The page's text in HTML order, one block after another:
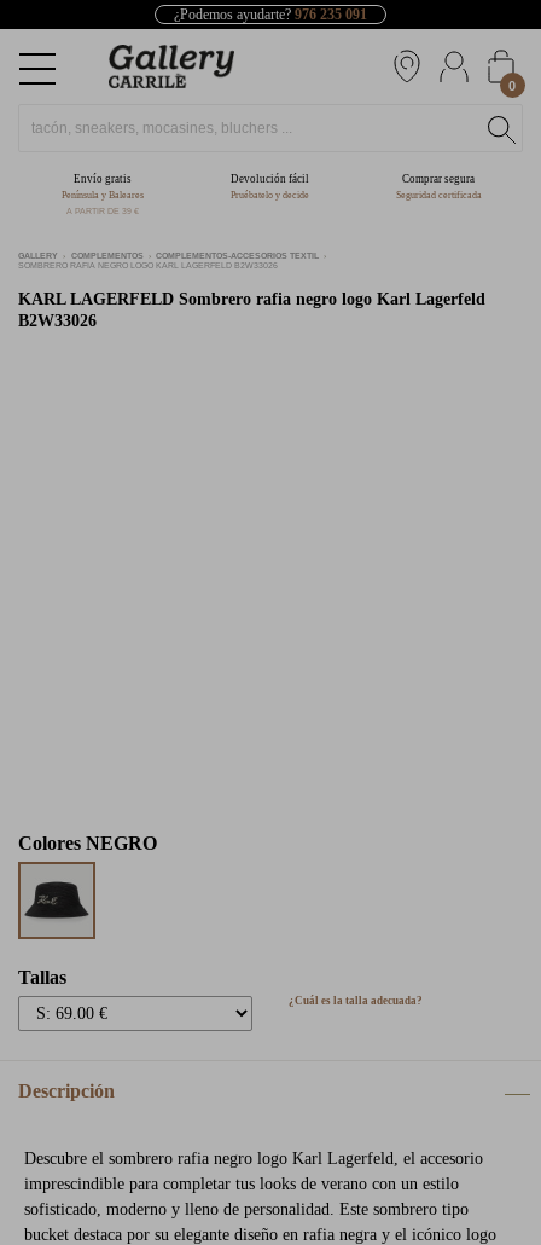
¿Podemos ayudarte? 976 235 091
0
Envío gratis
Península y Baleares
A PARTIR DE 39 €
Devolución fácil
Pruébatelo y decide
Comprar segura
Seguridad certificada
GALLERY COMPLEMENTOS
COMPLEMENTOS-ACCESORIOS TEXTIL
SOMBRERO RAFIA NEGRO LOGO KARL LAGERFELD B2W33026
KARL LAGERFELD Sombrero rafia negro logo Karl Lagerfeld
B2W33026
Colores NEGRO
Tallas
¿Cuál es la talla adecuada?
Descripción
Descubre el sombrero rafia negro logo Karl Lagerfeld, el accesorio
imprescindible para completar tus looks de verano con un estilo
sofisticado, moderno y lleno de personalidad. Este sombrero tipo
bucket destaca por su elegante diseño en rafia negra y el icónico logo